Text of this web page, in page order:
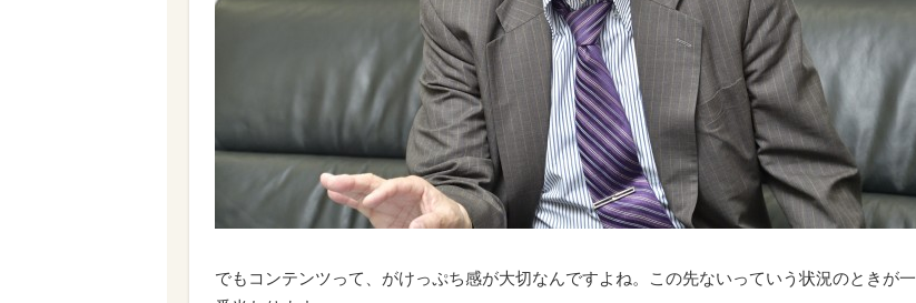
でもコンテンツって、がけっぷち感が大切なんですよね。この先ないっていう状況のときが一